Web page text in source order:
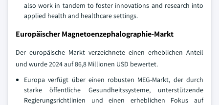
also work in tandem to foster innovations and research into
applied health and healthcare settings.
Europäischer Magnetoenzephalographie-Markt
Der europäische Markt verzeichnete einen erheblichen Anteil
und wurde 2024 auf 86,8 Millionen USD bewertet.
Europa verfügt über einen robusten MEG-Markt, der durch
starke öffentliche Gesundheitssysteme, unterstützende
Regierungsrichtlinien und einen erheblichen Fokus auf